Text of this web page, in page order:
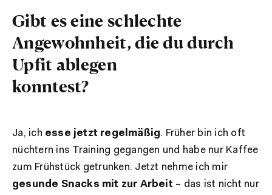
Gibt es eine schlechte
Angewohnheit, die du durch
Upfit ablegen
konntest?
Ja, ich esse jetzt regelmäßig. Früher bin ich oft
nüchtern ins Training gegangen und habe nur Kaffee
zum Frühstück getrunken. Jetzt nehme ich mir
gesunde Snacks mit zur Arbeit – das ist nicht nur